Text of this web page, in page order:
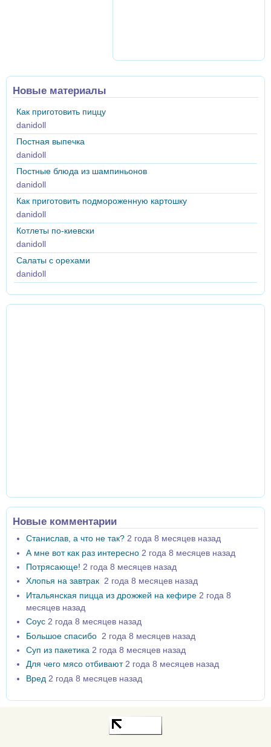
Новые материалы
Как приготовить пиццу
danidoll
Постная выпечка
danidoll
Постные блюда из шампиньонов
danidoll
Как приготовить подмороженную картошку
danidoll
Котлеты по-киевски
danidoll
Салаты с орехами
danidoll
Новые комментарии
Станислав, а что не так? 2 года 8 месяцев назад
А мне вот как раз интересно 2 года 8 месяцев назад
Потрясающе! 2 года 8 месяцев назад
Хлопья на завтрак 2 года 8 месяцев назад
Итальянская пицца из дрожжей на кефире 2 года 8
месяцев назад
Соус 2 года 8 месяцев назад
Большое спасибо 2 года 8 месяцев назад
Суп из пакетика 2 года 8 месяцев назад
Для чего мясо отбивают 2 года 8 месяцев назад
Вред 2 года 8 месяцев назад